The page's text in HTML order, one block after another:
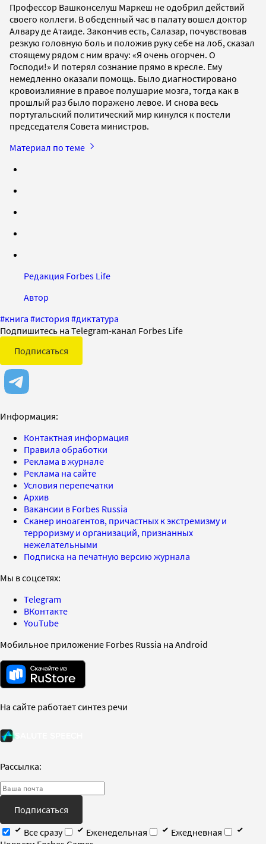
Профессор Вашконселуш Маркеш не одобрил действий
своего коллеги. В обеденный час в палату вошел доктор
Алвару де Атаиде. Закончив есть, Салазар, почувствовав
резкую головную боль и положив руку себе на лоб, сказал
стоящему рядом с ним врачу: «Я очень огорчен. О
Господи!» И потерял сознание прямо в кресле. Ему
немедленно оказали помощь. Было диагностировано
кровоизлияние в правое полушарие мозга, тогда как в
прошлый раз было поражено левое. И снова весь
португальский политический мир кинулся к постели
председателя Совета министров.
Материал по теме
Редакция Forbes Life
Автор
#книга #история #диктатура
Подпишитесь на Telegram-канал Forbes Life
Подписаться
Информация:
Контактная информация
Правила обработки
Реклама в журнале
Реклама на сайте
Условия перепечатки
Архив
Вакансии в Forbes Russia
Сканер иноагентов, причастных к экстремизму и
терроризму и организаций, признанных
нежелательными
Подписка на печатную версию журнала
Мы в соцсетях:
Telegram
ВКонтакте
YouTube
Мобильное приложение Forbes Russia на Android
На сайте работает синтез речи
Рассылка:
Подписаться
Все сразу
Еженедельная
Ежедневная